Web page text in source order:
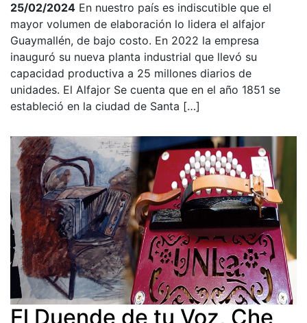
25/02/2024 En nuestro país es indiscutible que el
mayor volumen de elaboración lo lidera el alfajor
Guaymallén, de bajo costo. En 2022 la empresa
inauguró su nueva planta industrial que llevó su
capacidad productiva a 25 millones diarios de
unidades. El Alfajor Se cuenta que en el año 1851 se
estableció en la ciudad de Santa […]
El Duende de tu Voz, Che